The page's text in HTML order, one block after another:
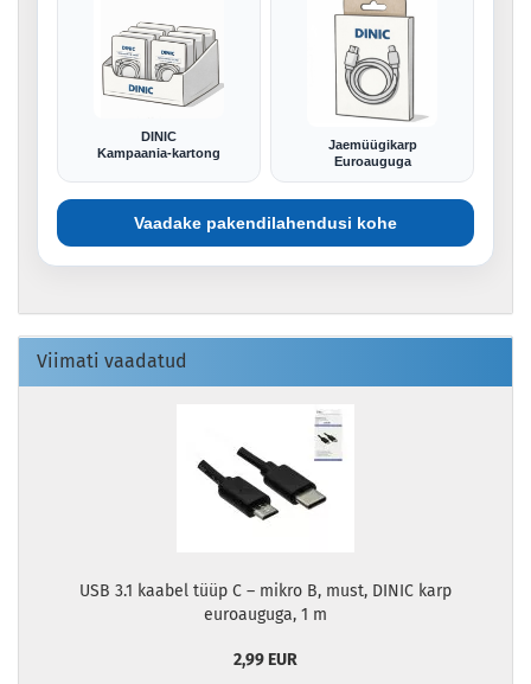
DINIC
Kampaania-kartong
Jaemüügikarp
Euroauguga
Vaadake pakendilahendusi kohe
Viimati vaadatud
USB 3.1 kaabel tüüp C – mikro B, must, DINIC karp
euroauguga, 1 m
2,99 EUR